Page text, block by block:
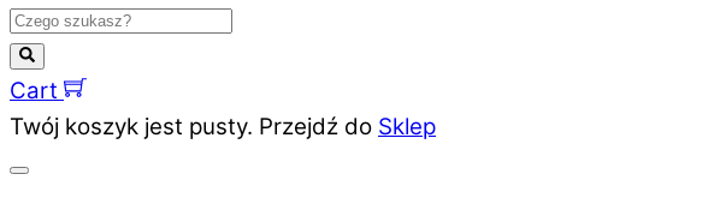
Cart
Twój koszyk jest pusty. Przejdź do Sklep